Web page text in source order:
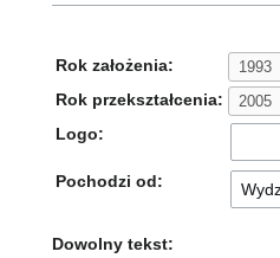
Rok założenia:
Rok przekształcenia:
Logo:
Pochodzi od:
Dowolny tekst: